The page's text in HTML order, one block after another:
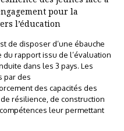
pour la
l’éducation
de disposer d’une ébauche
rapport issu de l’évaluation
dans les 3 pays. Les
par des
des capacités des
résilience, de construction
leur permettant